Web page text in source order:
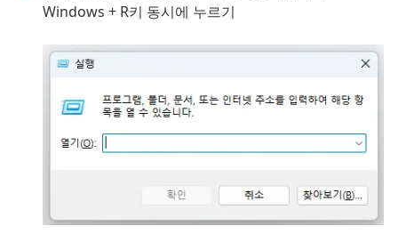
Windows + R키 동시에 누르기